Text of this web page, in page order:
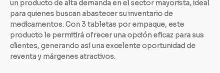
un producto de alta demanda en el sector mayorista, ideal
para quienes buscan abastecer su inventario de
medicamentos. Con 3 tabletas por empaque, este
producto le permitirá ofrecer una opción eficaz para sus
clientes, generando así una excelente oportunidad de
reventa y márgenes atractivos.